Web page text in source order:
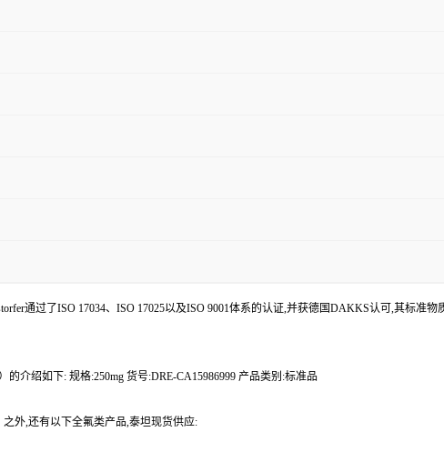
通过了ISO 17034、ISO 17025以及ISO 9001体系的认证,并获德国DAKKS认可,其标准
介绍如下: 规格:250mg 货号:DRE-CA15986999 产品类别:标准品
之外,还有以下全氟类产品,泰坦现货供应: